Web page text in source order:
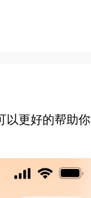
以更好的帮助你